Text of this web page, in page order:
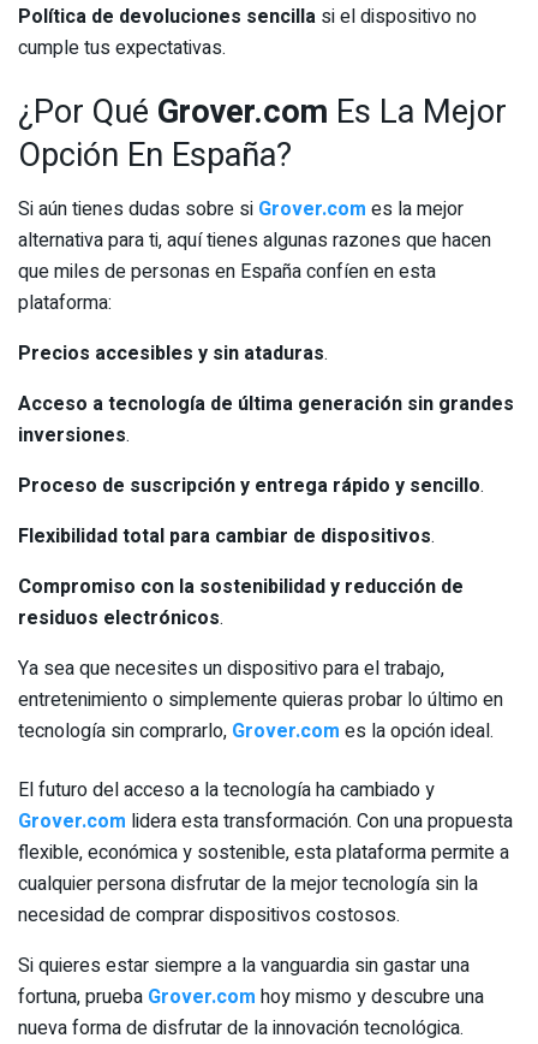
Política de devoluciones sencilla si el dispositivo no
cumple tus expectativas.
¿Por Qué Grover.com Es La Mejor
Opción En España?
Si aún tienes dudas sobre si Grover.com es la mejor
alternativa para ti, aquí tienes algunas razones que hacen
que miles de personas en España confíen en esta
plataforma:
Precios accesibles y sin ataduras.
Acceso a tecnología de última generación sin grandes
inversiones.
Proceso de suscripción y entrega rápido y sencillo.
Flexibilidad total para cambiar de dispositivos.
Compromiso con la sostenibilidad y reducción de
residuos electrónicos.
Ya sea que necesites un dispositivo para el trabajo,
entretenimiento o simplemente quieras probar lo último en
tecnología sin comprarlo, Grover.com es la opción ideal.
El futuro del acceso a la tecnología ha cambiado y
Grover.com lidera esta transformación. Con una propuesta
flexible, económica y sostenible, esta plataforma permite a
cualquier persona disfrutar de la mejor tecnología sin la
necesidad de comprar dispositivos costosos.
Si quieres estar siempre a la vanguardia sin gastar una
fortuna, prueba Grover.com hoy mismo y descubre una
nueva forma de disfrutar de la innovación tecnológica.